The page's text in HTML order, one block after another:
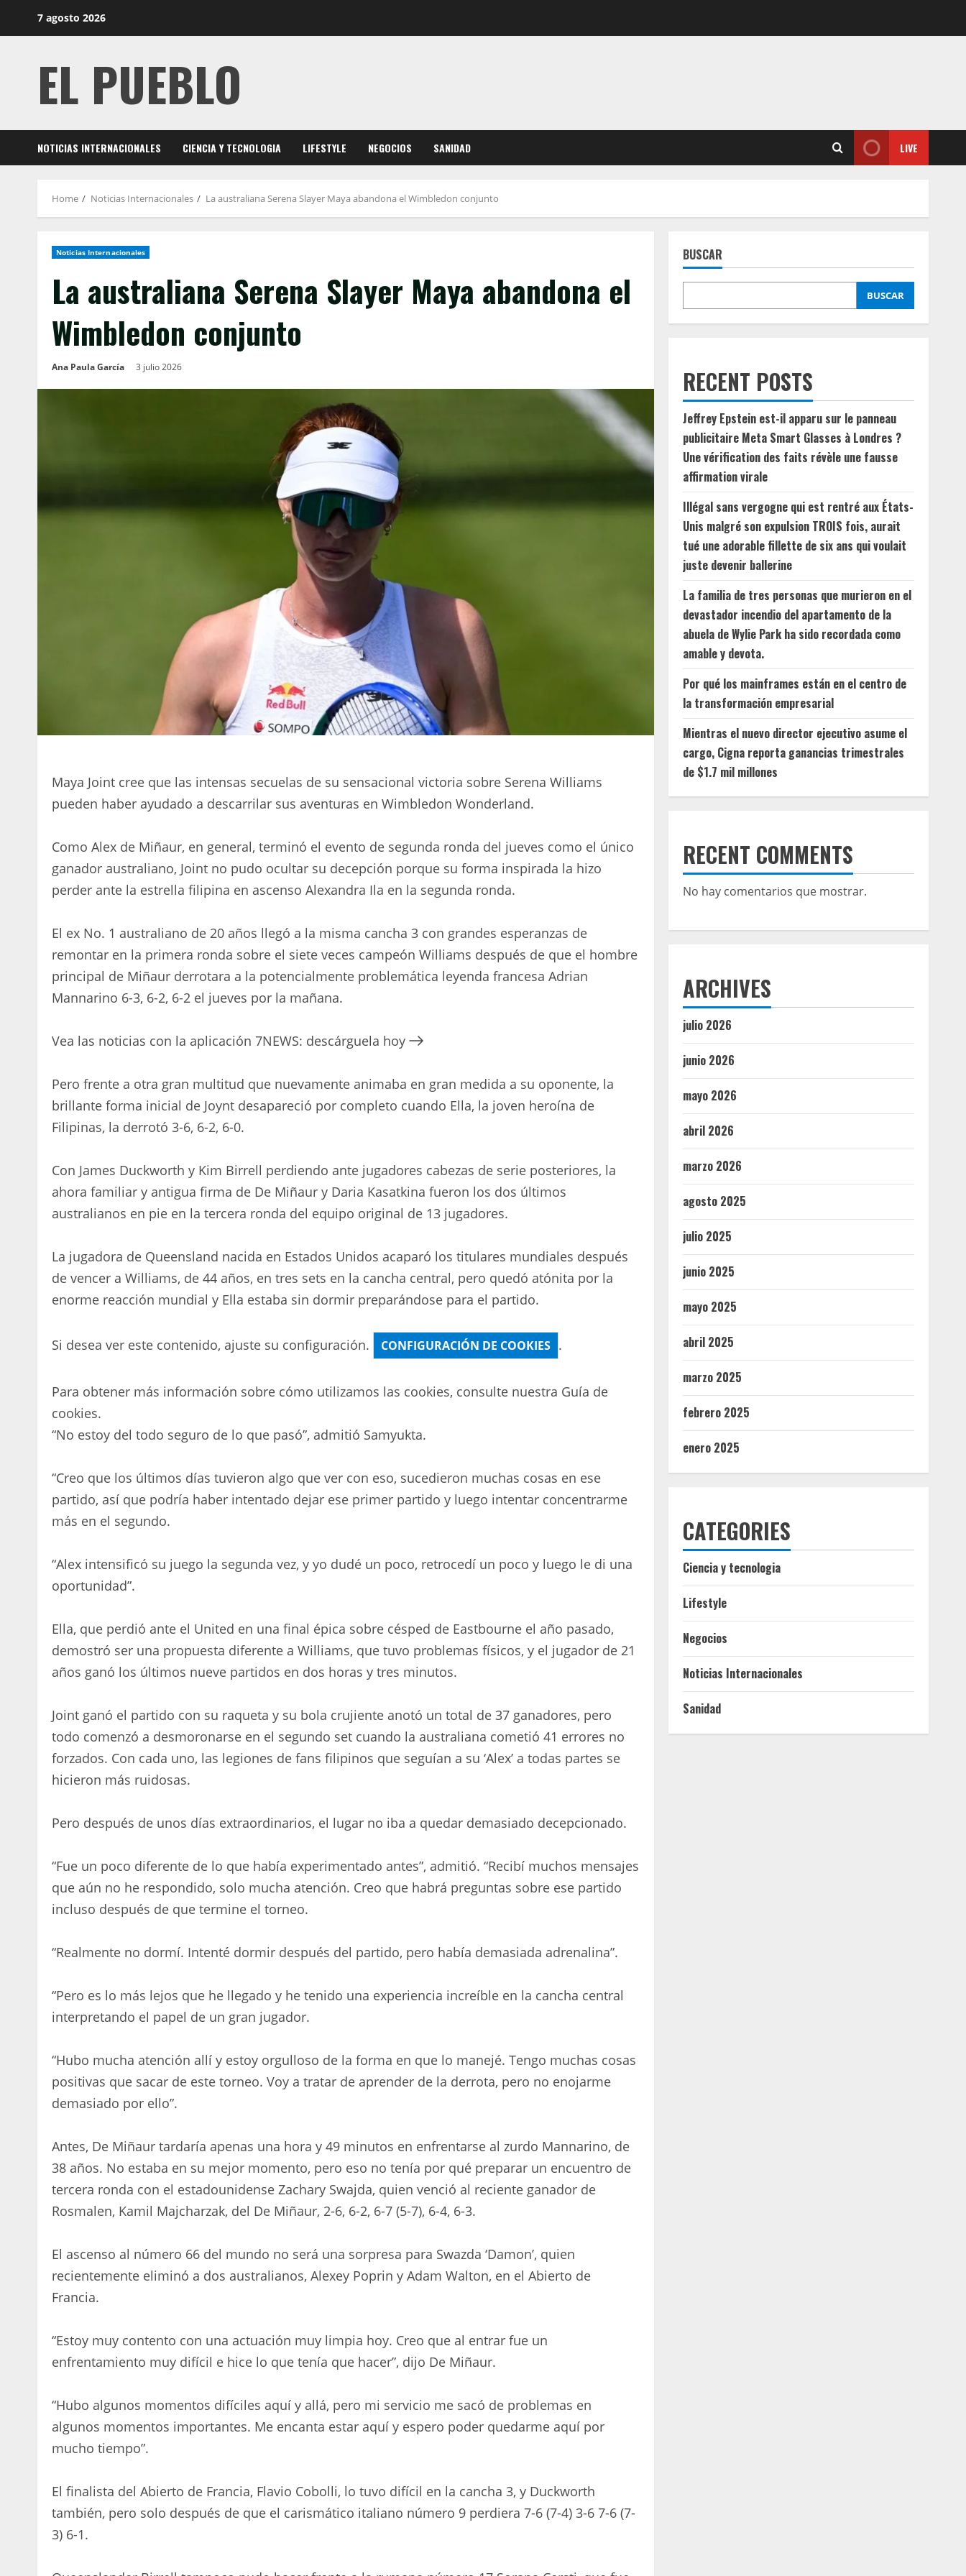
7 agosto 2026
EL PUEBLO
NOTICIAS INTERNACIONALES CIENCIA Y TECNOLOGIA LIFESTYLE NEGOCIOS SANIDAD LIVE
Home Noticias Internacionales La australiana Serena Slayer Maya abandona el Wimbledon conjunto
Noticias Internacionales
La australiana Serena Slayer Maya abandona el
Wimbledon conjunto
Ana Paula García 3 julio 2026
Maya Joint cree que las intensas secuelas de su sensacional victoria sobre Serena Williams
pueden haber ayudado a descarrilar sus aventuras en Wimbledon Wonderland.
Como Alex de Miñaur, en general, terminó el evento de segunda ronda del jueves como el único
ganador australiano, Joint no pudo ocultar su decepción porque su forma inspirada la hizo
perder ante la estrella filipina en ascenso Alexandra Ila en la segunda ronda.
El ex No. 1 australiano de 20 años llegó a la misma cancha 3 con grandes esperanzas de
remontar en la primera ronda sobre el siete veces campeón Williams después de que el hombre
principal de Miñaur derrotara a la potencialmente problemática leyenda francesa Adrian
Mannarino 6-3, 6-2, 6-2 el jueves por la mañana.
Vea las noticias con la aplicación 7NEWS: descárguela hoy
Pero frente a otra gran multitud que nuevamente animaba en gran medida a su oponente, la
brillante forma inicial de Joynt desapareció por completo cuando Ella, la joven heroína de
Filipinas, la derrotó 3-6, 6-2, 6-0.
Con James Duckworth y Kim Birrell perdiendo ante jugadores cabezas de serie posteriores, la
ahora familiar y antigua firma de De Miñaur y Daria Kasatkina fueron los dos últimos
australianos en pie en la tercera ronda del equipo original de 13 jugadores.
La jugadora de Queensland nacida en Estados Unidos acaparó los titulares mundiales después
de vencer a Williams, de 44 años, en tres sets en la cancha central, pero quedó atónita por la
enorme reacción mundial y Ella estaba sin dormir preparándose para el partido.
Si desea ver este contenido, ajuste su configuración. CONFIGURACIÓN DE COOKIES .
Para obtener más información sobre cómo utilizamos las cookies, consulte nuestra Guía de
cookies.
“No estoy del todo seguro de lo que pasó”, admitió Samyukta.
“Creo que los últimos días tuvieron algo que ver con eso, sucedieron muchas cosas en ese
partido, así que podría haber intentado dejar ese primer partido y luego intentar concentrarme
más en el segundo.
“Alex intensificó su juego la segunda vez, y yo dudé un poco, retrocedí un poco y luego le di una
oportunidad”.
Ella, que perdió ante el United en una final épica sobre césped de Eastbourne el año pasado,
demostró ser una propuesta diferente a Williams, que tuvo problemas físicos, y el jugador de 21
años ganó los últimos nueve partidos en dos horas y tres minutos.
Joint ganó el partido con su raqueta y su bola crujiente anotó un total de 37 ganadores, pero
todo comenzó a desmoronarse en el segundo set cuando la australiana cometió 41 errores no
forzados. Con cada uno, las legiones de fans filipinos que seguían a su ‘Alex’ a todas partes se
hicieron más ruidosas.
Pero después de unos días extraordinarios, el lugar no iba a quedar demasiado decepcionado.
“Fue un poco diferente de lo que había experimentado antes”, admitió. “Recibí muchos mensajes
que aún no he respondido, solo mucha atención. Creo que habrá preguntas sobre ese partido
incluso después de que termine el torneo.
“Realmente no dormí. Intenté dormir después del partido, pero había demasiada adrenalina”.
“Pero es lo más lejos que he llegado y he tenido una experiencia increíble en la cancha central
interpretando el papel de un gran jugador.
“Hubo mucha atención allí y estoy orgulloso de la forma en que lo manejé. Tengo muchas cosas
positivas que sacar de este torneo. Voy a tratar de aprender de la derrota, pero no enojarme
demasiado por ello”.
Antes, De Miñaur tardaría apenas una hora y 49 minutos en enfrentarse al zurdo Mannarino, de
38 años. No estaba en su mejor momento, pero eso no tenía por qué preparar un encuentro de
tercera ronda con el estadounidense Zachary Swajda, quien venció al reciente ganador de
Rosmalen, Kamil Majcharzak, del De Miñaur, 2-6, 6-2, 6-7 (5-7), 6-4, 6-3.
El ascenso al número 66 del mundo no será una sorpresa para Swazda ‘Damon’, quien
recientemente eliminó a dos australianos, Alexey Poprin y Adam Walton, en el Abierto de
Francia.
“Estoy muy contento con una actuación muy limpia hoy. Creo que al entrar fue un
enfrentamiento muy difícil e hice lo que tenía que hacer”, dijo De Miñaur.
“Hubo algunos momentos difíciles aquí y allá, pero mi servicio me sacó de problemas en
algunos momentos importantes. Me encanta estar aquí y espero poder quedarme aquí por
mucho tiempo”.
El finalista del Abierto de Francia, Flavio Cobolli, lo tuvo difícil en la cancha 3, y Duckworth
también, pero solo después de que el carismático italiano número 9 perdiera 7-6 (7-4) 3-6 7-6 (7-
3) 6-1.
BUSCAR
BUSCAR
RECENT POSTS
Jeffrey Epstein est-il apparu sur le panneau
publicitaire Meta Smart Glasses à Londres ?
Une vérification des faits révèle une fausse
affirmation virale
Illégal sans vergogne qui est rentré aux États-
Unis malgré son expulsion TROIS fois, aurait
tué une adorable fillette de six ans qui voulait
juste devenir ballerine
La familia de tres personas que murieron en el
devastador incendio del apartamento de la
abuela de Wylie Park ha sido recordada como
amable y devota.
Por qué los mainframes están en el centro de
la transformación empresarial
Mientras el nuevo director ejecutivo asume el
cargo, Cigna reporta ganancias trimestrales
de $1.7 mil millones
RECENT COMMENTS
No hay comentarios que mostrar.
ARCHIVES
julio 2026
junio 2026
mayo 2026
abril 2026
marzo 2026
agosto 2025
julio 2025
junio 2025
mayo 2025
abril 2025
marzo 2025
febrero 2025
enero 2025
CATEGORIES
Ciencia y tecnologia
Lifestyle
Negocios
Noticias Internacionales
Sanidad